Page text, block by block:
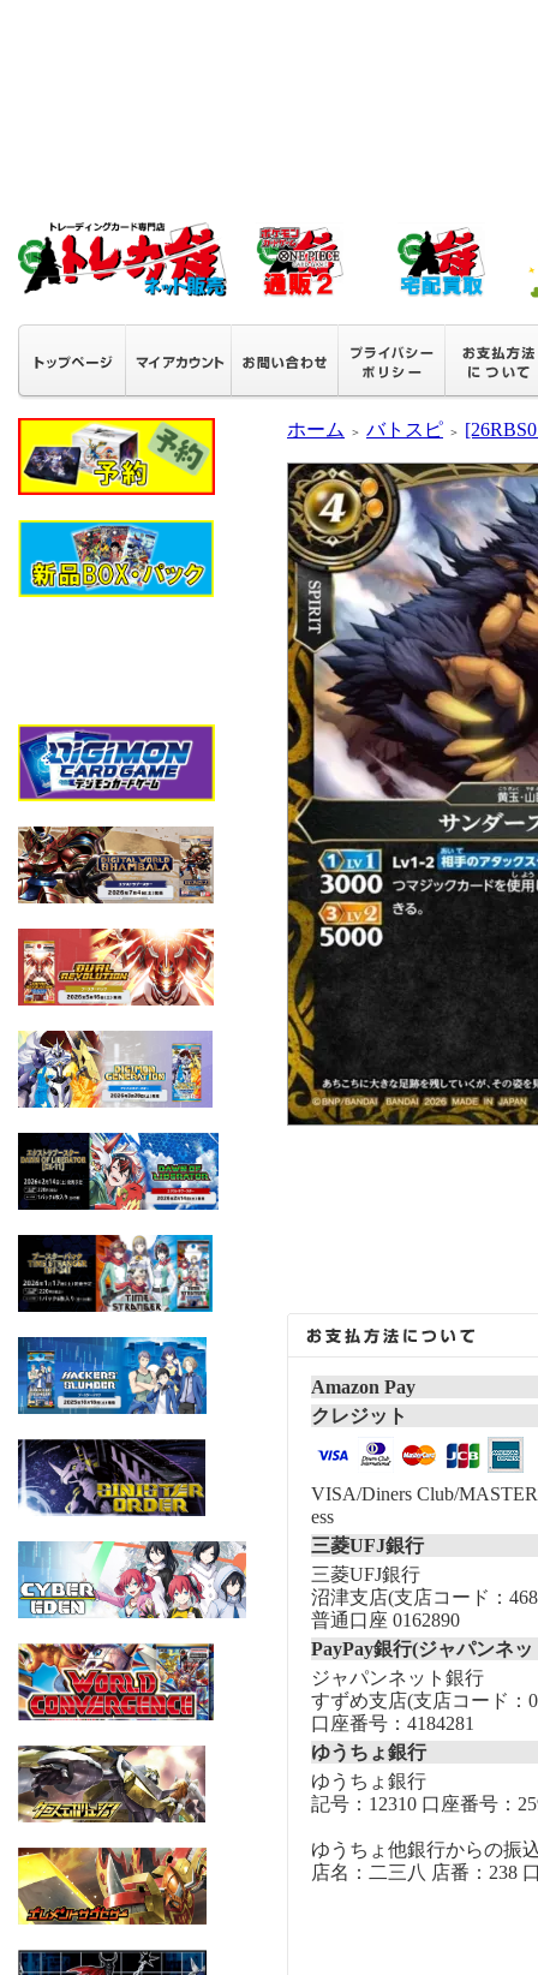
ホーム ＞ バトスピ ＞
Amazon Pay
クレジット
VISA/Diners Club/
ess
三菱UFJ銀行
三菱UFJ銀行
沼津支店(支店コード：
普通口座 0162890
PayPay銀行(ジャパンネ
ジャパンネット銀行
すずめ支店(支店コード：
口座番号：4184281
ゆうちょ銀行
ゆうちょ銀行
記号：12310 口座番号：
ゆうちょ他銀行からの振
店名：二三八 店番：238